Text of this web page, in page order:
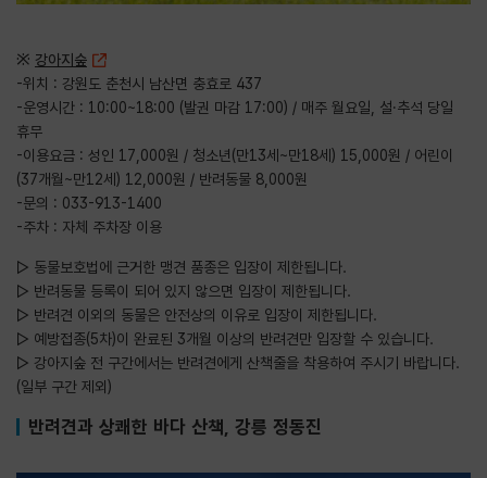
※ 강아지숲
-위치 : 강원도 춘천시 남산면 충효로 437
-운영시간 : 10:00~18:00 (발권 마감 17:00) / 매주 월요일, 설·추석 당일
휴무
-이용요금 : 성인 17,000원 / 청소년(만13세~만18세) 15,000원 / 어린이
(37개월~만12세) 12,000원 / 반려동물 8,000원
-문의 : 033-913-1400
-주차 : 자체 주차장 이용
▷ 동물보호법에 근거한 맹견 품종은 입장이 제한됩니다.
▷ 반려동물 등록이 되어 있지 않으면 입장이 제한됩니다.
▷ 반려견 이외의 동물은 안전상의 이유로 입장이 제한됩니다.
▷ 예방접종(5차)이 완료된 3개월 이상의 반려견만 입장할 수 있습니다.
▷ 강아지숲 전 구간에서는 반려견에게 산책줄을 착용하여 주시기 바랍니다.
(일부 구간 제외)
반려견과 상쾌한 바다 산책, 강릉 정동진